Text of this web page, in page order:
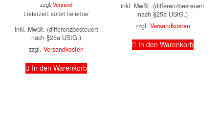
zzgl.Versand
Lieferzeit: sofort lieferbar
inkl. MwSt. (differenzbesteuert
nach §25a UStG.)
zzgl.Versandkosten
In den Warenkorb
inkl. MwSt. (differenzbesteuert
nach §25a UStG.)
zzgl. Versandkosten
In den Warenkorb